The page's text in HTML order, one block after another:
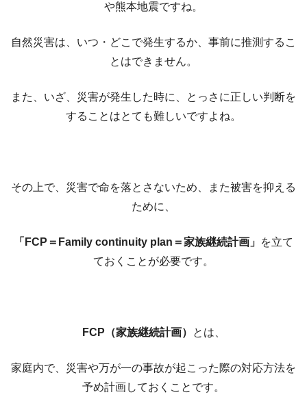
や熊本地震ですね。
自然災害は、いつ・どこで発生するか、事前に推測するこ
とはできません。
また、いざ、災害が発生した時に、とっさに正しい判断を
することはとても難しいですよね。
その上で、災害で命を落とさないため、また被害を抑える
ために、
「FCP＝Family continuity plan＝家族継続計画」 を立て
ておくことが必要です。
FCP（家族継続計画） とは、
家庭内で、災害や万が一の事故が起こった際の対応方法を
予め計画しておくことです。